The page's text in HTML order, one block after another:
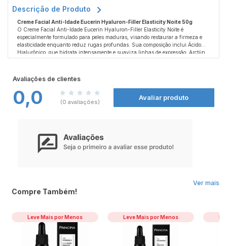
Descrição de Produto
Creme Facial Anti-Idade Eucerin Hyaluron-Filler Elasticity Noite 50g
O Creme Facial Anti-Idade Eucerin Hyaluron-Filler Elasticity Noite é
especialmente formulado para peles maduras, visando restaurar a firmeza e
elasticidade enquanto reduz rugas profundas. Sua composição inclui Ácido
Hialurônico, que hidrata intensamente e suaviza linhas de expressão; Arctiin,
conhecido por acelerar a renovação do colágeno; e Óleo de Argan, rico em
Como usar:
completa absorção. Evite contato com os olhos.
recomenda-se o uso combinado com Eucerin Hyaluron-Filler Elasticity Dia FPS
15 e Eucerin Hyaluron-Filler Elasticity Olhos.
Precauções:
Uso externo.
Evite contato com os olhos; em caso de contato, enxágue
Avaliações de clientes
0,0 (0 avaliações)
Avaliar produto
Ver mais
Compre Também!
Leve Mais por Menos Leve Mais por Menos